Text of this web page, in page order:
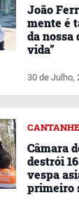
João
mente é
da nossa
vida”
30 de Julho,
Câmara
destrói
vespa
primeiro